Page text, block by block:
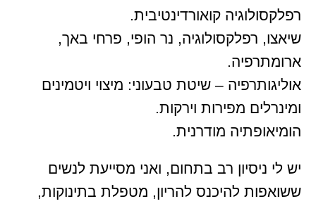
רפלקסולוגיה קואורדינטיבית.
שיאצו, רפלקסולוגיה, נר הופי, פרחי באך,
ארומתרפיה.
אוליגותרפיה – שיטת טבעוני: מיצוי ויטמינים
ומינרלים מפירות וירקות.
הומיאופתיה מודרנית.
יש לי ניסיון רב בתחום, ואני מסייעת לנשים
ששואפות להיכנס להריון, מטפלת בתינוקות,